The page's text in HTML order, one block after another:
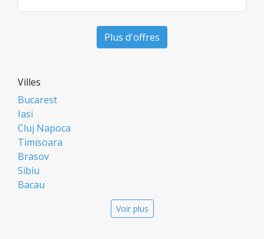
Plus d'offres
Villes
Bucarest
Iasi
Cluj Napoca
Timisoara
Brasov
Sibiu
Bacau
Voir plus